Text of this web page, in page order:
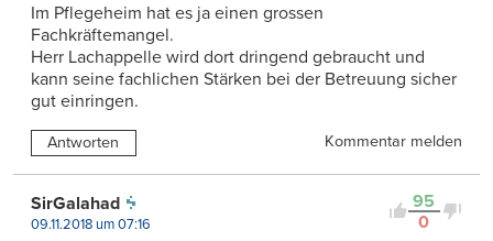
Im Pflegeheim hat es ja einen grossen
Fachkräftemangel.
Herr Lachappelle wird dort dringend gebraucht und
kann seine fachlichen Stärken bei der Betreuung sicher
gut einringen.
Antworten Kommentar melden
95
0
SirGalahad
09.11.2018 um 07:16